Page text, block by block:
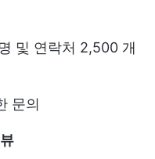
및 연락처 2,500 개
문의